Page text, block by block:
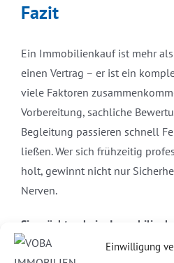
Einwilligung
Fazit
Ein Immobilienkauf ist mehr
einen Vertrag – er ist ein
viele Faktoren
Vorbereitung, sachliche
Begleitung passieren schnell
ließen. Wer sich frühzeitig
holt, gewinnt nicht nur
Nerven.
Sie möchten beim
Seite sein? Dann lassen Sie